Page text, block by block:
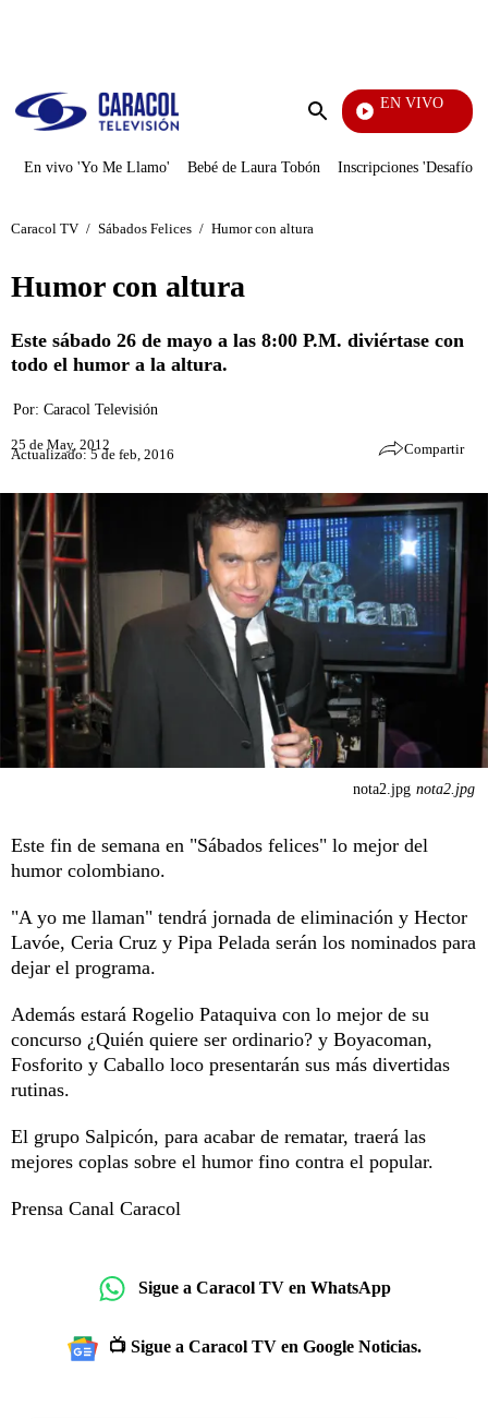
Enviar
EN VIVO
En vivo 'Yo Me Llamo' Bebé de Laura Tobón Inscripciones 'Desafío'
Caracol TV / Sábados Felices / Humor con altura
Humor con altura
Este sábado 26 de mayo a las 8:00 P.M. diviértase con
todo el humor a la altura.
Por: Caracol Televisión
25 de May, 2012
Actualizado: 5 de feb, 2016 Compartir
nota2.jpg nota2.jpg
Este fin de semana en "Sábados felices" lo mejor del
humor colombiano.
"A yo me llaman" tendrá jornada de eliminación y Hector
Lavóe, Ceria Cruz y Pipa Pelada serán los nominados para
dejar el programa.
Además estará Rogelio Pataquiva con lo mejor de su
concurso ¿Quién quiere ser ordinario? y Boyacoman,
Fosforito y Caballo loco presentarán sus más divertidas
rutinas.
El grupo Salpicón, para acabar de rematar, traerá las
mejores coplas sobre el humor fino contra el popular.
Prensa Canal Caracol
Sigue a Caracol TV en WhatsApp
📺 Sigue a Caracol TV en Google Noticias.